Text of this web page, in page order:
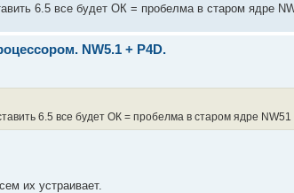
6.5 все будет ОК = пробелма в старом ядре
NW5.1 + P4D.
6.5 все будет ОК = пробелма в старом ядре NW51
их устраивает.